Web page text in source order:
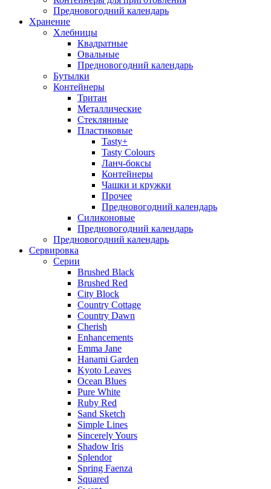
Предновогодний календарь
Хранение
Хлебницы
Квадратные
Овальные
Предновогодний календарь
Бутылки
Контейнеры
Тритан
Металлические
Стеклянные
Пластиковые
Tasty+
Tasty Colours
Ланч-боксы
Контейнеры
Чашки и кружки
Прочее
Предновогодний календарь
Силиконовые
Предновогодний календарь
Предновогодний календарь
Сервировка
Серии
Brushed Black
Brushed Red
City Block
Country Cottage
Country Dawn
Cherish
Enhancements
Emma Jane
Hanami Garden
Kyoto Leaves
Ocean Blues
Pure White
Ruby Red
Sand Sketch
Simple Lines
Sincerely Yours
Shadow Iris
Splendor
Spring Faenza
Squared